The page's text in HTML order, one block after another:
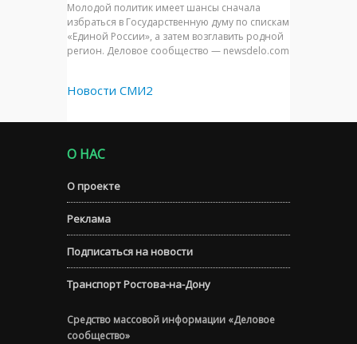
Молодой политик имеет шансы сначала
избраться в Государственную думу по спискам
«Единой России», а затем возглавить родной
регион. Деловое сообщество — newsdelo.com
Новости СМИ2
О НАС
О проекте
Реклама
Подписаться на новости
Транспорт Ростова-на-Дону
Средство массовой информации «Деловое
сообщество»